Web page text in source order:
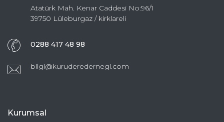
Atatürk Mah. Kenar Caddesi No:96/1
39750 Lüleburgaz / kirklareli
0288 417 48 98
bilgi@kuruderedernegi.com
Kurumsal